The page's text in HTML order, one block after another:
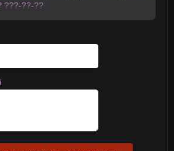
???-??-??